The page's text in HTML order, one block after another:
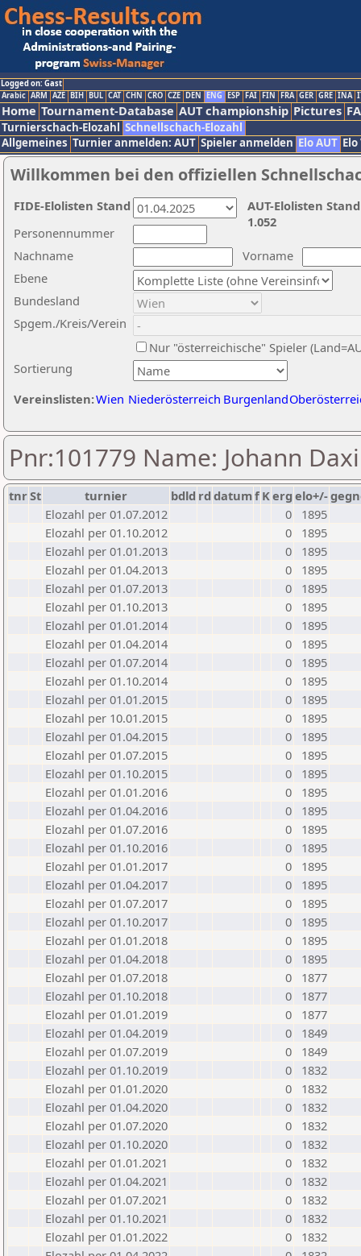
Logged on: Gast
Arabic ARM AZE BIH BUL CAT CHN CRO CZE DEN ENG ESP FAI FIN FRA GER GRE INA
Home Tournament-Database AUT championship Pictures
Turnierschach-Elozahl Schnellschach-Elozahl
Allgemeines Turnier anmelden: AUT Spieler anmelden Elo AUT
Willkommen bei den offiziellen
Nachname
Vorname
Ebene
Sortierung
Personennummer
Bundesland
Spgem./Kreis/Verein
Nur "österreichische" Spieler
Vereinslisten:Wien Niederösterreich Burgenland
AUT-Elolisten
1.052
FIDE-Elolisten Stand
Pnr:101779 Name: Johann
tnrSt turnier bdld rd datumf Kerg elo+/-
Elozahl per 01.07.2012
0
1895
Elozahl per 01.10.2012
0
1895
Elozahl per 01.01.2013
0
1895
Elozahl per 01.04.2013
0
1895
Elozahl per 01.07.2013
0
1895
Elozahl per 01.10.2013
0
1895
Elozahl per 01.01.2014
0
1895
Elozahl per 01.04.2014
0
1895
Elozahl per 01.07.2014
0
1895
Elozahl per 01.10.2014
0
1895
Elozahl per 01.01.2015
0
1895
Elozahl per 10.01.2015
0
1895
Elozahl per 01.04.2015
0
1895
Elozahl per 01.07.2015
0
1895
Elozahl per 01.10.2015
0
1895
Elozahl per 01.01.2016
0
1895
Elozahl per 01.04.2016
0
1895
Elozahl per 01.07.2016
0
1895
Elozahl per 01.10.2016
0
1895
Elozahl per 01.01.2017
0
1895
Elozahl per 01.04.2017
0
1895
Elozahl per 01.07.2017
0
1895
Elozahl per 01.10.2017
0
1895
Elozahl per 01.01.2018
0
1895
Elozahl per 01.04.2018
0
1895
Elozahl per 01.07.2018
0
1877
Elozahl per 01.10.2018
0
1877
Elozahl per 01.01.2019
0
1877
Elozahl per 01.04.2019
0
1849
Elozahl per 01.07.2019
0
1849
Elozahl per 01.10.2019
0
1832
Elozahl per 01.01.2020
0
1832
Elozahl per 01.04.2020
0
1832
Elozahl per 01.07.2020
0
1832
Elozahl per 01.10.2020
0
1832
Elozahl per 01.01.2021
0
1832
Elozahl per 01.04.2021
0
1832
Elozahl per 01.07.2021
0
1832
Elozahl per 01.10.2021
0
1832
Elozahl per 01.01.2022
0
1832